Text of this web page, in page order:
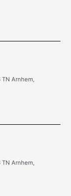
TN Arnhem,
TN Arnhem,